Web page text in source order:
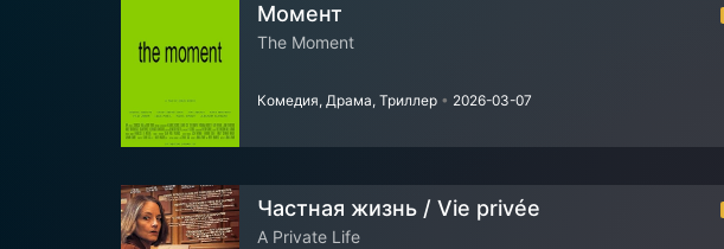
Момент
The Moment
Комедия, Драма, Триллер • 2026-03-07
Частная жизнь / Vie privée
A Private Life